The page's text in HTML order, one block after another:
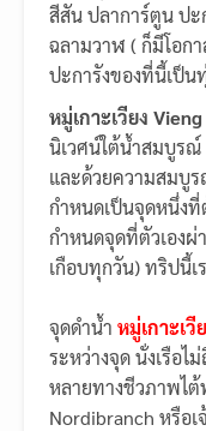
สีสัน ปลาการ์ตูน ปะ
ฉลามวาฬ ( ก็มีโอก
ปะการังของที่นี้เป็น
หมู่เกาะเวียง
นิเวศน์ใต้น้ำสมบูรณ์
และด้วยความสมบู
กำหนดเป็นจุดหนึ่ง
กำหนดจุดที่ตัวเองผ่
เกือบทุกวัน) ทริปนี้เ
จุดดำน้ำ หมู่เกาะเวี
ระหว่างจุด นั่งเรือ
หลายทางชีวภาพไต้
Nordibranch หรือ